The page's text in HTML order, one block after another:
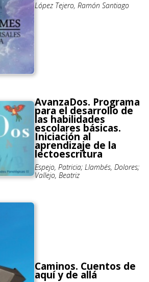
López Tejero, Ramón Santiago
AvanzaDos. Programa
para el desarrollo de
las habilidades
escolares básicas.
Iniciación al
aprendizaje de la
lectoescritura
Espejo, Patricia; Llambés, Dolores;
Vallejo, Beatriz
Caminos. Cuentos de
aquí y de allá